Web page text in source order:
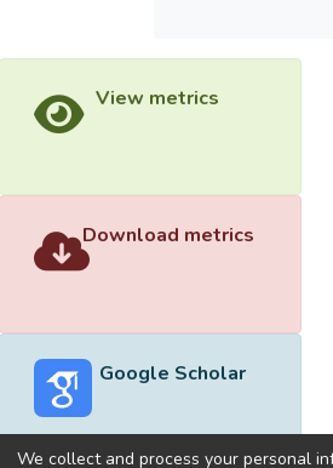
View metrics
Download metrics
Google Scholar
We collect and process your personal